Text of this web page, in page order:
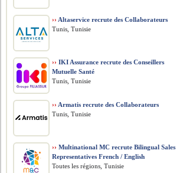
›› Altaservice recrute des Collaborateurs
Tunis, Tunisie
›› IKI Assurance recrute des Conseillers
Mutuelle Santé
Tunis, Tunisie
›› Armatis recrute des Collaborateurs
Tunis, Tunisie
›› Multinational MC recrute Bilingual Sales
Representatives French / English
Toutes les régions, Tunisie